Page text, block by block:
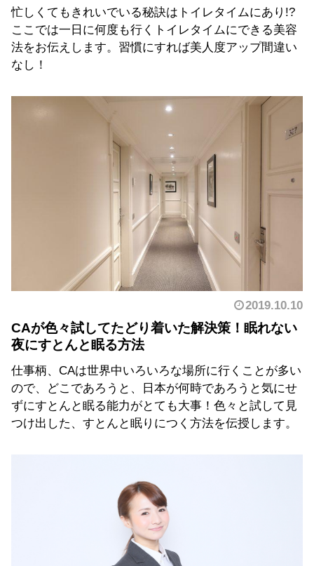
忙しくてもきれいでいる秘訣はトイレタイムにあり!?
ここでは一日に何度も行くトイレタイムにできる美容
法をお伝えします。習慣にすれば美人度アップ間違い
なし！
2019.10.10
CAが色々試してたどり着いた解決策！眠れない
夜にすとんと眠る方法
仕事柄、CAは世界中いろいろな場所に行くことが多い
ので、どこであろうと、日本が何時であろうと気にせ
ずにすとんと眠る能力がとても大事！色々と試して見
つけ出した、すとんと眠りにつく方法を伝授します。